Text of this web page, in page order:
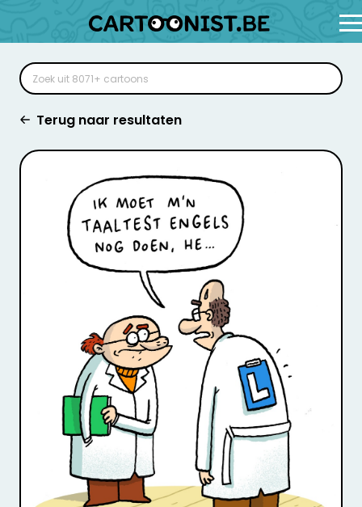
Terug naar resultaten